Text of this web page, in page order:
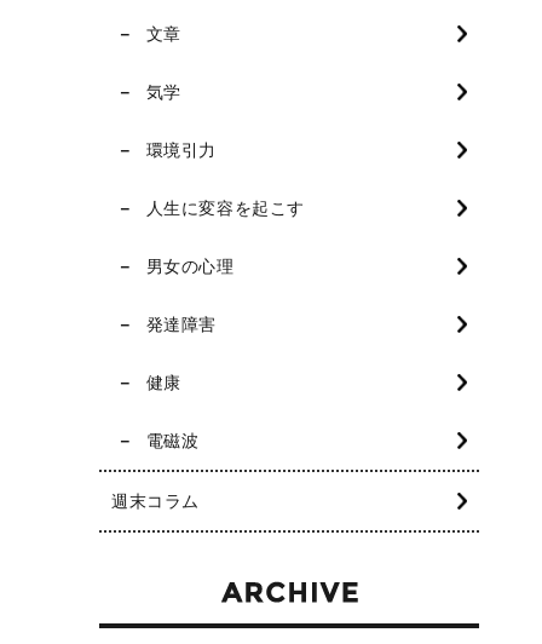
文章
気学
環境引力
人生に変容を起こす
男女の心理
発達障害
健康
電磁波
週末コラム